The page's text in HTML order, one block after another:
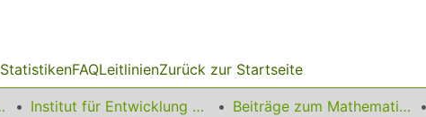
StatistikenFAQLeitlinienZurück zur Startseite
Institut für Entwicklung und Erforschung des Mathematikunterrichts Beiträge zum Mathematikunterricht